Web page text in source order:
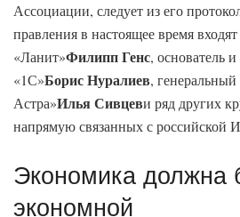
Ассоциации, следует из его
правления в настоящее время
«Ланит»Филипп Генс, основатель
«1С»Борис Нуралиев,
Астра»Илья Сивцеви ряд других
напрямую связанных с российской
Экономика должна
экономной